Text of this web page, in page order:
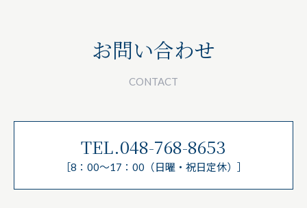
お問い合わせ
CONTACT
TEL.048-768-8653
［8：00～17：00（日曜・祝日定休）］